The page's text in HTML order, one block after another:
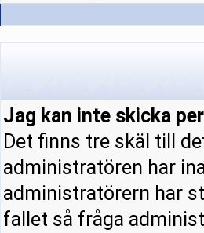
Jag kan inte skicka
Det finns tre skäl till
administratören har
administratörern har
fallet så fråga